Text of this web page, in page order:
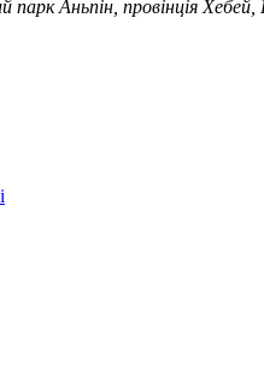
парк Аньпін, провінція